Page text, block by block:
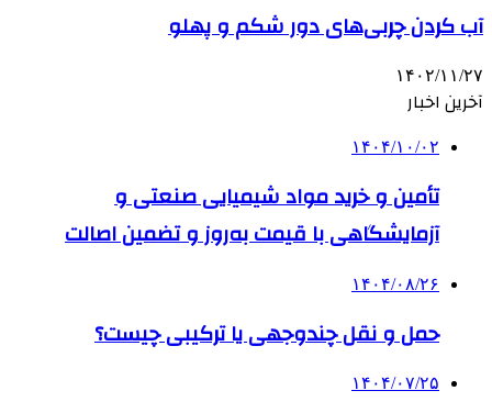
آب کردن چربی‌های دور شکم و پهلو
۱۴۰۲/۱۱/۲۷
آخرین اخبار
۱۴۰۴/۱۰/۰۲
تأمین و خرید مواد شیمیایی صنعتی و
آزمایشگاهی با قیمت به‌روز و تضمین اصالت
۱۴۰۴/۰۸/۲۶
حمل و نقل چندوجهی یا ترکیبی چیست؟
۱۴۰۴/۰۷/۲۵